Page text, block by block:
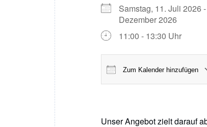
Samstag, 11. Juli 2026
Dezember 2026
11:00 - 13:30 Uhr
Zum Kalender hinzufügen
Unser Angebot zielt darauf